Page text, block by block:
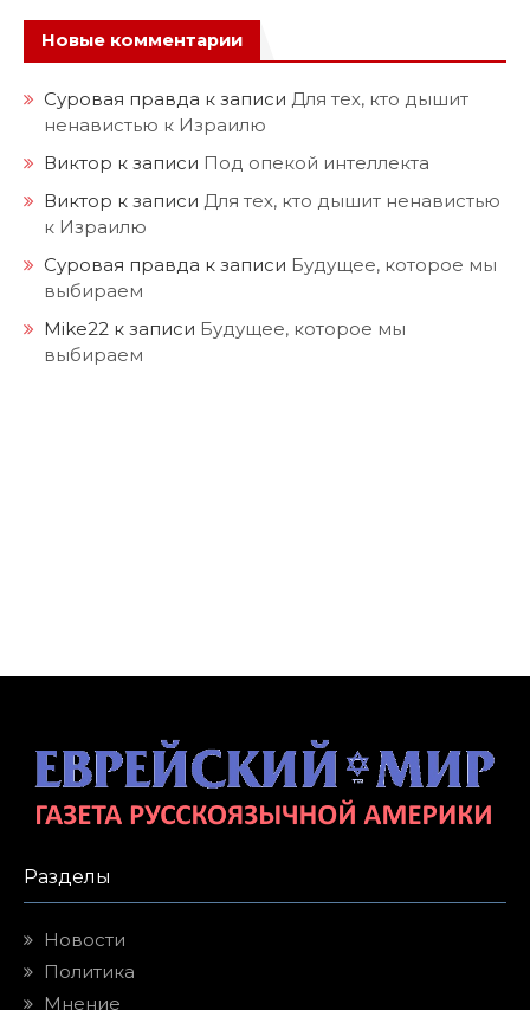
Новые комментарии
Суровая правда к записи Для тех, кто дышит
ненавистью к Израилю
Виктор к записи Под опекой интеллекта
Виктор к записи Для тех, кто дышит ненавистью
к Израилю
Суровая правда к записи Будущее, которое мы
выбираем
Mike22 к записи Будущее, которое мы
выбираем
Разделы
Новости
Политика
Мнение